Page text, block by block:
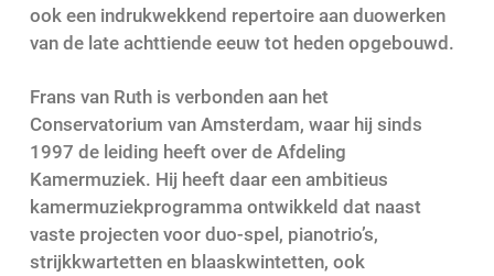
ook een indrukwekkend repertoire aan duowerken
van de late achttiende eeuw tot heden opgebouwd.
Frans van Ruth is verbonden aan het
Conservatorium van Amsterdam, waar hij sinds
1997 de leiding heeft over de Afdeling
Kamermuziek. Hij heeft daar een ambitieus
kamermuziekprogramma ontwikkeld dat naast
vaste projecten voor duo-spel, pianotrio’s,
strijkkwartetten en blaaskwintetten, ook